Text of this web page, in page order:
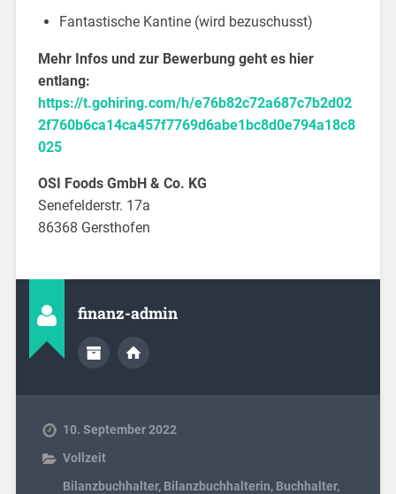
Fantastische Kantine (wird bezuschusst)
Mehr Infos und zur Bewerbung geht es hier
entlang:
https://t.gohiring.com/h/e76b82c72a687c7b2d02
2f760b6ca14ca457f7769d6abe1bc8d0e794a18c8
025
OSI Foods GmbH & Co. KG
Senefelderstr. 17a
86368 Gersthofen
finanz-admin
10. September 2022
Vollzeit
Bilanzbuchhalter, Bilanzbuchhalterin, Buchhalter,